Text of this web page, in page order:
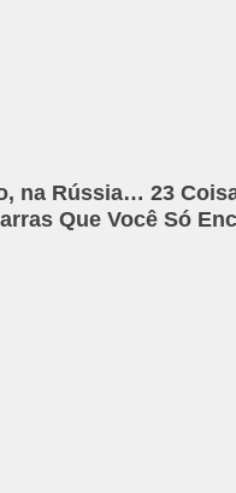
na Rússia… 23
Que Você Só